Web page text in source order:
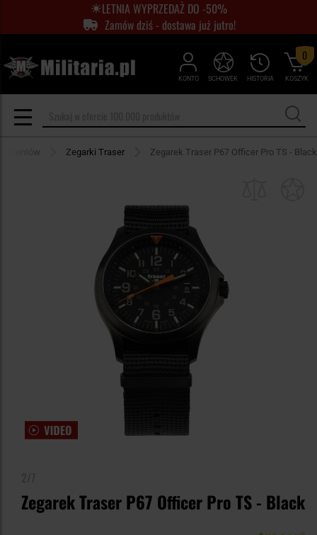
LETNIA WYPRZEDAŻ DO -50%
Zamów dziś - dostawa już jutro!
KONTO HISTORIA
SCHOWEK KOSZYK
0
Zegarki Traser Zegarek Traser P67 Officer Pro TS - Black
Zegarek Traser P67 Officer Pro TS - Black